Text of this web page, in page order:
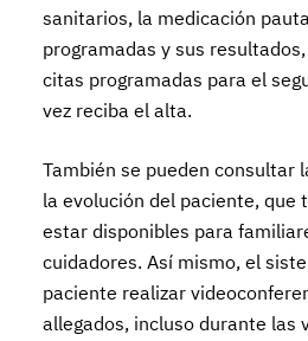
sanitarios, la medicación
programadas y sus
citas programadas para el
vez reciba el alta.
También se pueden consultar
la evolución del paciente, que
estar disponibles para
cuidadores. Así mismo, el
paciente realizar
allegados, incluso durante las